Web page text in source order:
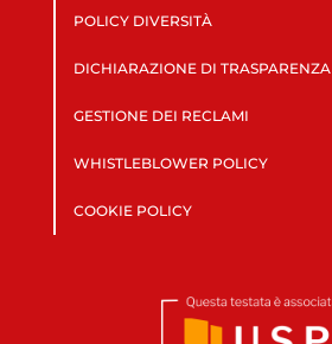
POLICY DIVERSITÀ
DICHIARAZIONE DI TRASPARENZA
GESTIONE DEI RECLAMI
WHISTLEBLOWER POLICY
COOKIE POLICY